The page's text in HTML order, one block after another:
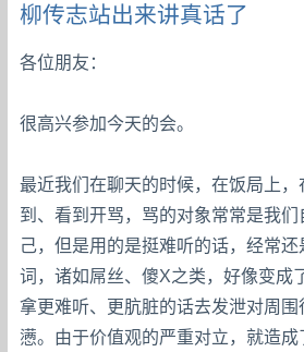
柳传志站出来讲真话了
各位朋友：
很高兴参加今天的会。
最近我们在聊天的时候，在饭局上
到、看到开骂，骂的对象常常是我
己，但是用的是挺难听的话，经常
词，诸如屌丝、傻X之类，好像变成
拿更难听、更肮脏的话去发泄对周
懑。由于价值观的严重对立，就造